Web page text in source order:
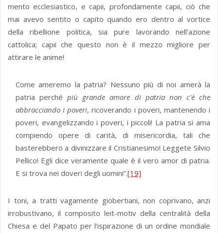
mento ecclesiastico, e capii, profondamente capii, ciò che
mai avevo sentito o capito quando ero dentro al vortice
della ribellione politica, sia pure lavorando nell'azione
cattolica; capii che questo non è il mezzo migliore per
attirare le anime!
Come ameremo la patria? Nessuno più di noi amerà la
patria perchépiù grande amore di patria non c'è che
abbracciando i poveri, ricoverando i poveri, mantenendo i
poveri, evangeliz­zando i poveri, i piccoli! La patria si ama
compiendo opere di carità, di misericordia, tali che
basterebbero a divinizzare il Cristianesimo! Leggete Silvio
Pellico! Egli dice veramente quale è il vero amor di patria.
E si trova nei doveri degli uomini”.[19]
I toni, a tratti vagamente giobertiani, non coprivano, anzi
irrobustivano, il composito leit-motiv della centralità della
Chiesa e del Papato per l’ispirazione di un ordine mondiale